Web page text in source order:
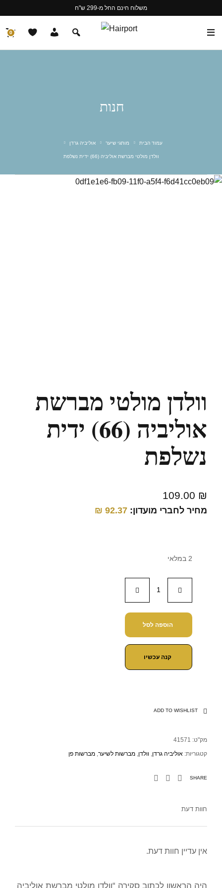
משלוח חינם החל מ-299 ש"ח
0
חנות
עמוד הבית מותגי שיער אוליביה גרדן
וולדן מולטי מברשת אוליביה (66) ידית נשלפת
וולדן מולטי מברשת
אוליביה (66) ידית
נשלפת
109.00 ₪
מחיר לחברי מועדון: 92.37
₪
2 במלאי
הוספה לסל
קנה עכשיו
ADD TO WISHLIST
מק"ט: 41571
קטגוריות: אוליביה גרדן, וולדן, מברשות לשיער, מברשות פן
SHARE
חוות דעת
אין עדיין חוות דעת.
היה הראשון לכתוב סקירה “וולדן מולטי מברשת אוליביה